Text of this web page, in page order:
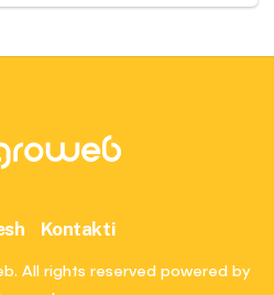
Kontakti
All rights reserved powered by